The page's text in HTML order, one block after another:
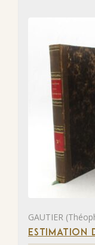
GAUTIER
ESTIMATION